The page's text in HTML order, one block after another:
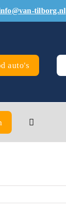
tilborg.nl
auto's